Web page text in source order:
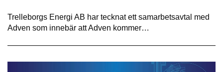
Trelleborgs Energi AB har tecknat ett samarbetsavtal med
Adven som innebär att Adven kommer…